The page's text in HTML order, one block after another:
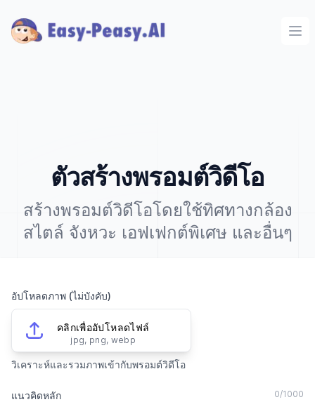
ตัวสร้างพรอมต์วิดีโอ
สร้างพรอมต์วิดีโอโดยใช้ทิศทางกล้อง
สไตล์ จังหวะ เอฟเฟกต์พิเศษ และอื่นๆ
อัปโหลดภาพ (ไม่บังคับ)
คลิกเพื่ออัปโหลดไฟล์
jpg, png, webp
วิเคราะห์และรวมภาพเข้ากับพรอมต์วิดีโอ
แนวคิดหลัก 0/1000